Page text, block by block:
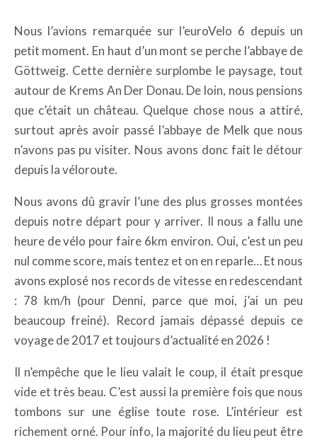
Nous l’avions remarquée sur l’euroVelo 6 depuis un
petit moment. En haut d’un mont se perche l’abbaye de
Göttweig. Cette dernière surplombe le paysage, tout
autour de Krems An Der Donau. De loin, nous pensions
que c’était un château. Quelque chose nous a attiré,
surtout après avoir passé l’abbaye de Melk que nous
n’avons pas pu visiter. Nous avons donc fait le détour
depuis la véloroute.
Nous avons dû gravir l’une des plus grosses montées
depuis notre départ pour y arriver. Il nous a fallu une
heure de vélo pour faire 6km environ. Oui, c’est un peu
nul comme score, mais tentez et on en reparle… Et nous
avons explosé nos records de vitesse en redescendant
: 78 km/h (pour Denni, parce que moi, j’ai un peu
beaucoup freiné). Record jamais dépassé depuis ce
voyage de 2017 et toujours d’actualité en 2026 !
Il n’empêche que le lieu valait le coup, il était presque
vide et très beau. C’est aussi la première fois que nous
tombons sur une église toute rose. L’intérieur est
richement orné. Pour info, la majorité du lieu peut être